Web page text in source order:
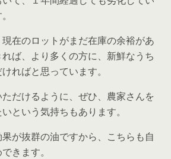
在のロットがまだ在庫の余裕があ
ば、より多くの方に、新鮮なうち
ればと思っています。
だけるように、ぜひ、農家さんを
という気持ちもあります。
が抜群の油ですから、こちらも自
きます。